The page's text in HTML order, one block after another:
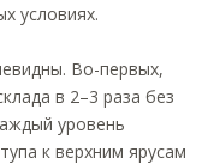
условиях.
Во-первых,
в 2–3 раза без
уровень
к верхним ярусам